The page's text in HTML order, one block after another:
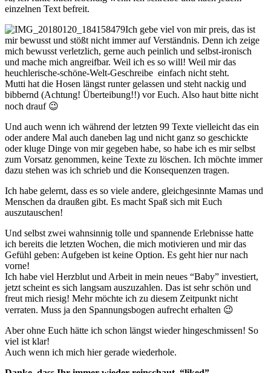
einzelnen Text befreit.
Ich gebe viel von mir preis, das ist
mir bewusst und stößt nicht immer auf Verständnis. Denn ich zeige
mich bewusst verletzlich, gerne auch peinlich und selbst-ironisch
und mache mich angreifbar. Weil ich es so will! Weil mir das
heuchlerische-schöne-Welt-Geschreibe einfach nicht steht.
Mutti hat die Hosen längst runter gelassen und steht nackig und
bibbernd (Achtung! Überteibung!!) vor Euch. Also haut bitte nicht
noch drauf 😉
Und auch wenn ich während der letzten 99 Texte vielleicht das ein
oder andere Mal auch daneben lag und nicht ganz so geschickte
oder kluge Dinge von mir gegeben habe, so habe ich es mir selbst
zum Vorsatz genommen, keine Texte zu löschen. Ich möchte immer
dazu stehen was ich schrieb und die Konsequenzen tragen.
Ich habe gelernt, dass es so viele andere, gleichgesinnte Mamas und
Menschen da draußen gibt. Es macht Spaß sich mit Euch
auszutauschen!
Und selbst zwei wahnsinnig tolle und spannende Erlebnisse hatte
ich bereits die letzten Wochen, die mich motivieren und mir das
Gefühl geben: Aufgeben ist keine Option. Es geht hier nur nach
vorne!
Ich habe viel Herzblut und Arbeit in mein neues “Baby” investiert,
jetzt scheint es sich langsam auszuzahlen. Das ist sehr schön und
freut mich riesig! Mehr möchte ich zu diesem Zeitpunkt nicht
verraten. Muss ja den Spannungsbogen aufrecht erhalten 😉
Aber ohne Euch hätte ich schon längst wieder hingeschmissen! So
viel ist klar!
Auch wenn ich mich hier gerade wiederhole.